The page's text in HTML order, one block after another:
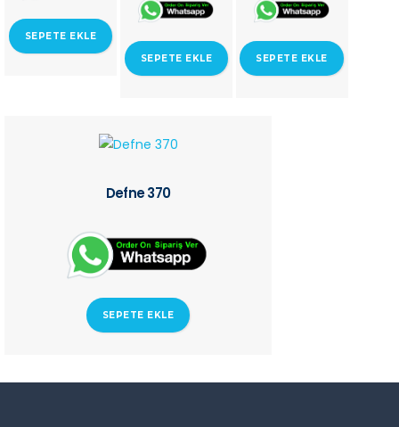
SEPETE EKLE
SEPETE EKLE
SEPETE EKLE
Defne 370
SEPETE EKLE